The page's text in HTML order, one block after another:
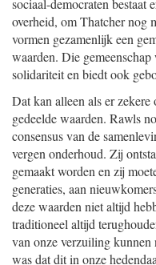
sociaal-democraten bestaat
overheid, om Thatcher nog
vormen gezamenlijk een
waarden. Die
solidariteit en biedt ook
Dat kan alleen als er zekere
gedeelde waarden. Rawls
consensus van de
vergen onderhoud. Zij
gemaakt worden en zij
generaties, aan
deze waarden niet altijd
traditioneel altijd
van onze verzuiling kunnen
was dat dit in onze